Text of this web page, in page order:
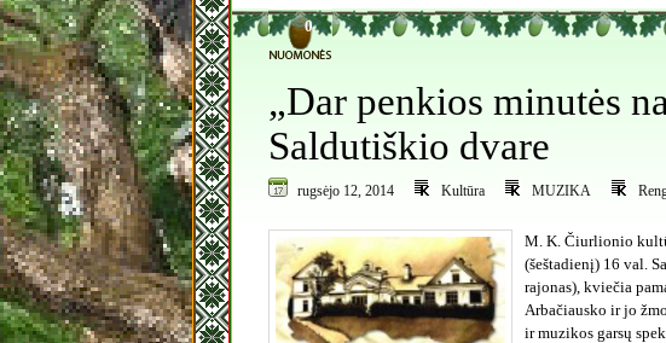
0
„Dar penkios minutės
Saldutiškio dvare
rugsėjo 12, 2014 Kultūra MUZIKA
M. K. Čiurlionio
(šeštadienį) 16 val.
rajonas), kviečia
Arbačiausko ir jo
ir muzikos garsų